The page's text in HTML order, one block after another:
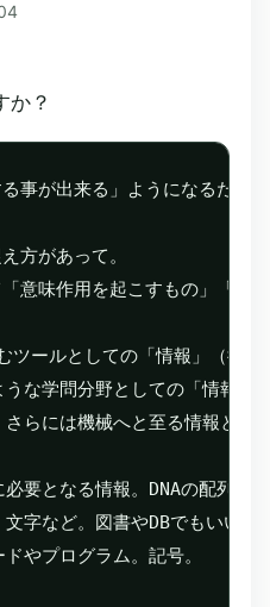
か？
事が出来る」ようになるため
方があって。
「意味作用を起こすもの」「
ツールとしての「情報」（従
な学問分野としての「情報」
要となる情報。DNAの配列と
字など。図書やDBでもいい。
やプログラム。記号。